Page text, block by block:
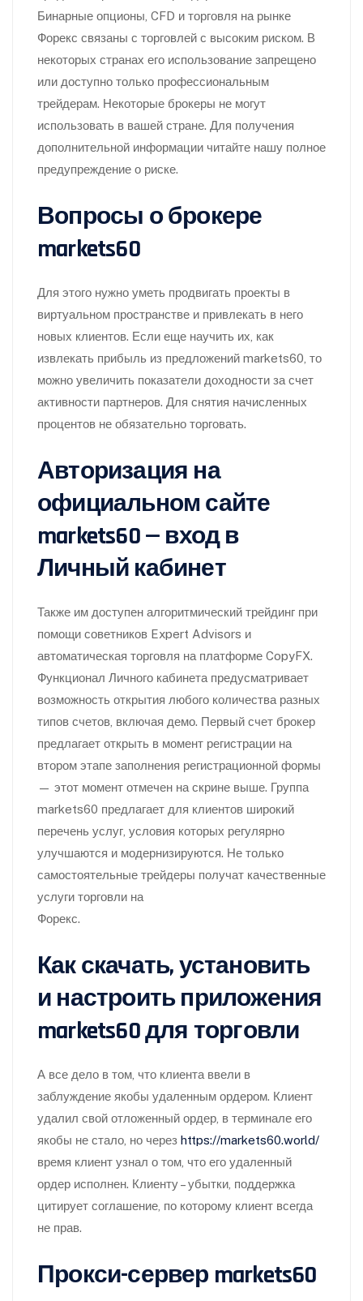
Бинарные опционы, CFD и торговля на рынке
Форекс связаны с торговлей с высоким риском. В
некоторых странах его использование запрещено
или доступно только профессиональным
трейдерам. Некоторые брокеры не могут
использовать в вашей стране. Для получения
дополнительной информации читайте нашу полное
предупреждение о риске.
Вопросы о брокере
markets60
Для этого нужно уметь продвигать проекты в
виртуальном пространстве и привлекать в него
новых клиентов. Если еще научить их, как
извлекать прибыль из предложений markets60, то
можно увеличить показатели доходности за счет
активности партнеров. Для снятия начисленных
процентов не обязательно торговать.
Авторизация на
официальном сайте
markets60 — вход в
Личный кабинет
Также им доступен алгоритмический трейдинг при
помощи советников Expert Advisors и
автоматическая торговля на платформе CopyFX.
Функционал Личного кабинета предусматривает
возможность открытия любого количества разных
типов счетов, включая демо. Первый счет брокер
предлагает открыть в момент регистрации на
втором этапе заполнения регистрационной формы
— этот момент отмечен на скрине выше. Группа
markets60 предлагает для клиентов широкий
перечень услуг, условия которых регулярно
улучшаются и модернизируются. Не только
самостоятельные трейдеры получат качественные
услуги торговли на
Форекс.
Как скачать, установить
и настроить приложения
markets60 для торговли
А все дело в том, что клиента ввели в
заблуждение якобы удаленным ордером. Клиент
удалил свой отложенный ордер, в терминале его
якобы не стало, но через https://markets60.world/
время клиент узнал о том, что его удаленный
ордер исполнен. Клиенту – убытки, поддержка
цитирует соглашение, по которому клиент всегда
не прав.
Прокси-сервер markets60